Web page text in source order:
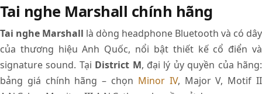
Tai nghe Marshall chính hãng
Tai nghe Marshall là dòng headphone Bluetooth và có dây
của thương hiệu Anh Quốc, nổi bật thiết kế cổ điển và
signature sound. Tại District M, đại lý ủy quyền của hãng:
bảng giá chính hãng – chọn Minor IV, Major V, Motif II